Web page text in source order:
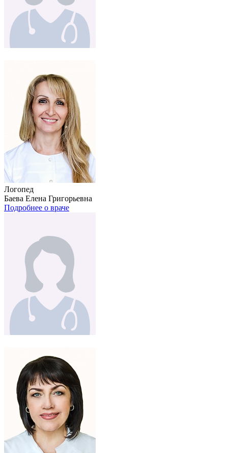
Логопед
Баева Елена Григорьевна
Подробнее о враче